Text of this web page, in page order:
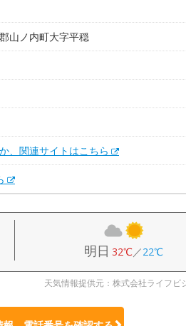
山ノ内町大字平穏
、関連サイトはこちら
明日 32℃／22℃
天気情報提供元：株式会社ライフビ